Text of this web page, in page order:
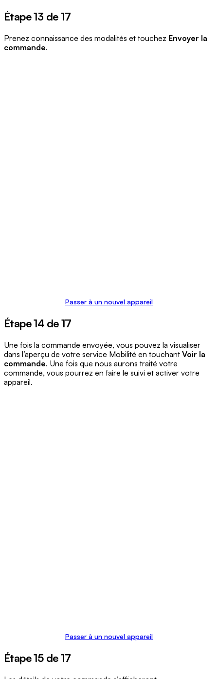
Étape 13 de 17
Prenez connaissance des modalités et touchez Envoyer la
commande.
Passer à un nouvel appareil
Étape 14 de 17
Une fois la commande envoyée, vous pouvez la visualiser
dans l’aperçu de votre service Mobilité en touchant Voir la
commande. Une fois que nous aurons traité votre
commande, vous pourrez en faire le suivi et activer votre
appareil.
Passer à un nouvel appareil
Étape 15 de 17